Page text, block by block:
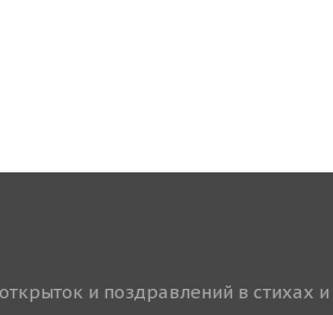
и поздравлений в стихах и